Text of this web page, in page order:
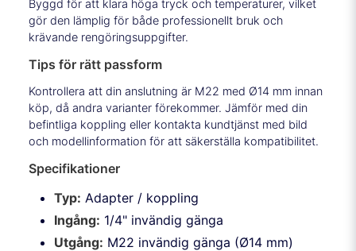
Byggd för att klara höga tryck och temperaturer, vilket
gör den lämplig för både professionellt bruk och
krävande rengöringsuppgifter.
Tips för rätt passform
Kontrollera att din anslutning är M22 med Ø14 mm innan
köp, då andra varianter förekommer. Jämför med din
befintliga koppling eller kontakta kundtjänst med bild
och modellinformation för att säkerställa kompatibilitet.
Specifikationer
Typ: Adapter / koppling
Ingång: 1/4" invändig gänga
Utgång: M22 invändig gänga (Ø14 mm)